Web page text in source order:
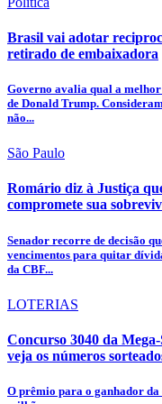
Brasil vai adotar
retirado de embaixadora
Governo avalia qual a
de Donald Trump.
não...
São Paulo
Romário diz à Justiça
compromete sua
Senador recorre de decisão
vencimentos para quitar
da CBF...
LOTERIAS
Concurso 3040 da
veja os números
O prêmio para o ganhador da